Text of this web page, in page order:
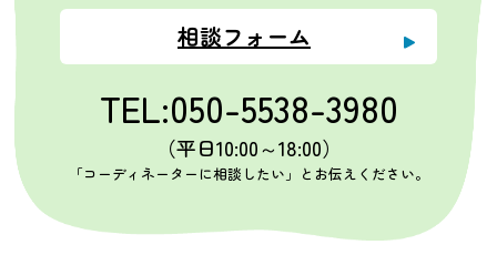
相談フォーム
TEL:050-5538-3980
（平日10:00～18:00）
「コーディネーターに相談したい」とお伝えください。